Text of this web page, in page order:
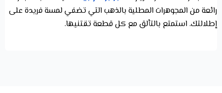
رائعة من المجوهرات المطلية بالذهب التي تضفي لمسة فريدة على
إطلالتك. استمتع بالتألق مع كل قطعة تقتنيها.